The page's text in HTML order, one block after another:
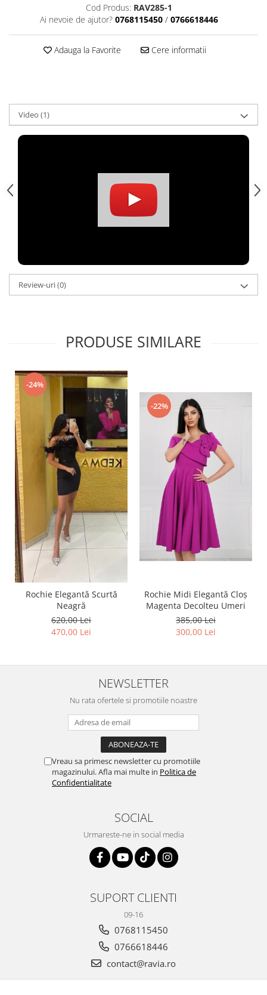
Cod Produs: RAV285-1
Ai nevoie de ajutor? 0768115450 / 0766618446
Adauga la Favorite Cere informatii
Video (1)
Review-uri(0)
PRODUSE SIMILARE
-24%
Rochie Elegantă Scurtă
Neagră
620,00 Lei
470,00 Lei
-22%
Rochie Midi Elegantă Cloș
Magenta Decolteu Umeri
385,00 Lei
300,00 Lei
NEWSLETTER
Nu rata ofertele si promotiile noastre
Vreau sa primesc newsletter cu promotiile
magazinului. Afla mai multe in Politica de
Confidentialitate
SOCIAL
Urmareste-ne in social media
SUPORT CLIENTI
09-16
0768115450
0766618446
contact@ravia.ro